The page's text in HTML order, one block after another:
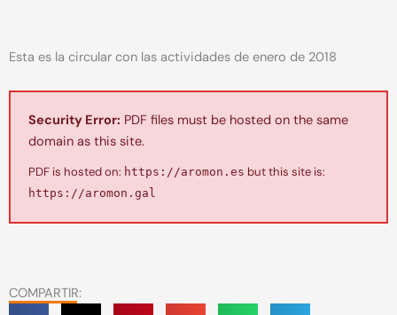
Esta es la circular con las actividades de enero de 2018
Security Error: PDF files must be hosted on the same
domain as this site.
PDF is hosted on: https://aromon.es but this site is:
https://aromon.gal
COMPARTIR: